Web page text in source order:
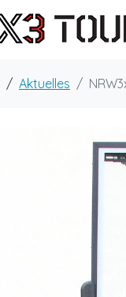
Aktuelles